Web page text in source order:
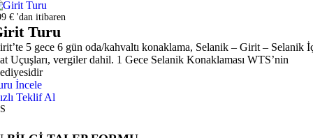
€ 'dan itibaren
Turu
5 gece 6 gün oda/kahvaltı konaklama, Selanik – Girit – Selanik
Uçuşları, vergiler dahil. 1 Gece Selanik Konaklaması WTS’nin
İncele
Teklif Al